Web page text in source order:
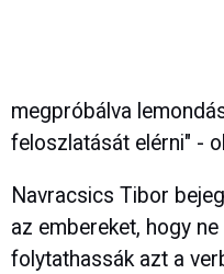
megpróbálva
feloszlatását elérni" -
Navracsics Tibor
az embereket, hogy
folytathassák azt a